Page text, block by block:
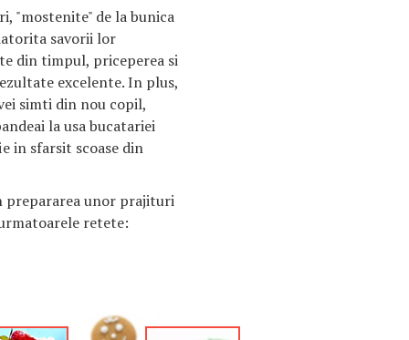
"mostenite" de la bunica
savorii lor
din timpul, priceperea si
excelente. In plus,
simti din nou copil,
la usa bucatariei
in sfarsit scoase din
prepararea unor prajituri
retete: